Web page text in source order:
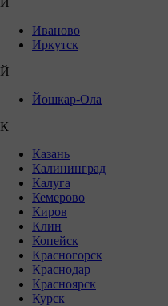
Иваново
Иркутск
Й
Йошкар-Ола
К
Казань
Калининград
Калуга
Кемерово
Киров
Клин
Копейск
Красногорск
Краснодар
Красноярск
Курск